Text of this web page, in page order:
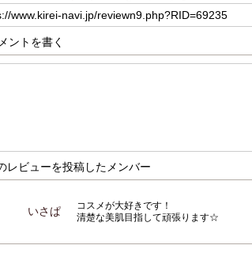
ントを書く
レビューを投稿したメンバー
いさぱ
コスメが大好きです！
清楚な美肌目指して頑張ります☆